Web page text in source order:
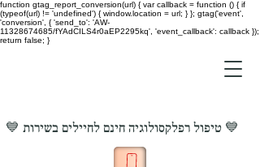
function gtag_report_conversion(url) { var callback = function () { if
(typeof(url) != 'undefined') { window.location = url; } }; gtag('event',
'conversion', { 'send_to': 'AW-
11328674685/fYAdCILS4r0aEP2295kq', 'event_callback': callback });
return false; }
💙 טיפול רפלקסולוגיה חינם לחיילים בשירות 💙